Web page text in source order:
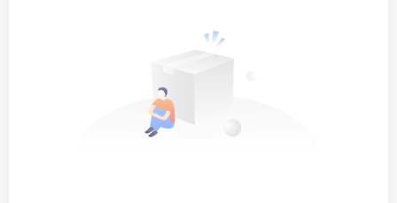
杂，则役众蠢者，必有以护之也。若夫无百祀之忧，鲜九垓之辨，尊
然保尊贵，偷豫尸功，患至而无以敌，物偪而无以固，子孙之所不能
私，种类之所不能覆，盖王道泯绝而春秋之所大慭也。古仪第二